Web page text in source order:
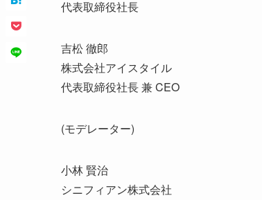
代表取締役社長
吉松 徹郎
株式会社アイスタイル
代表取締役社長 兼 CEO
(モデレーター)
小林 賢治
シニフィアン株式会社